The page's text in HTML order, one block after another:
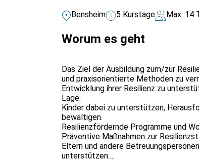
Bensheim 5 Kurstage Max. 14
Worum es geht
Das Ziel der Ausbildung zum/zur
und praxisorientierte Methoden zu
Entwicklung ihrer Resilienz zu
Lage:
Kinder dabei zu unterstützen,
bewältigen.
Resilienzfördernde Programme und
Präventive Maßnahmen zur
Eltern und andere
unterstützen.